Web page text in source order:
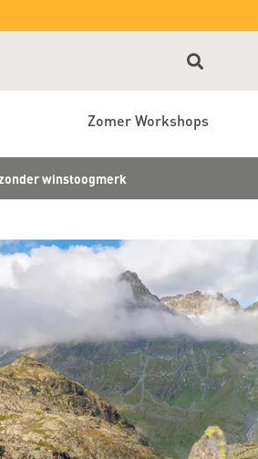
Zomer Workshops
winstoogmerk